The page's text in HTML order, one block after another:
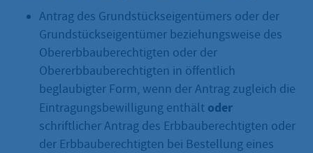
Antrag des Grundstückseigentümers oder der
Grundstückseigentümer beziehungsweise des
Obererbbauberechtigten oder der
Obererbbauberechtigten in öffentlich
beglaubigter Form, wenn der Antrag zugleich die
Eintragungsbewilligung enthält oder
schriftlicher Antrag des Erbbauberechtigten oder
der Erbbauberechtigten bei Bestellung eines